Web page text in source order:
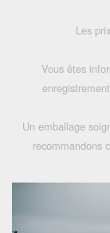
Les
Vous êtes
Un emballage
recommandons